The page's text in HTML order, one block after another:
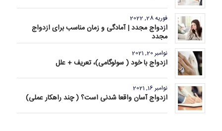
فوریه 28, 2022
ازدواج مجدد | آمادگی و زمان مناسب برای ازدواج
مجدد
نوامبر 20, 2021
ازدواج با خود ( سولوگامی)، تعریف + علل
نوامبر 16, 2021
ازدواج آسان واقعا شدنی است؟ ( چند راهکار عملی)